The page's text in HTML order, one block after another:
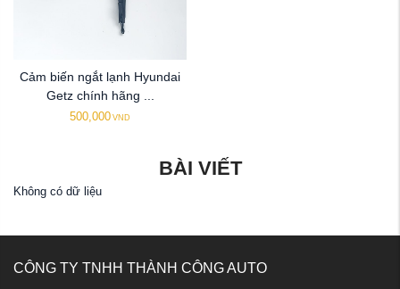
Cảm biến ngắt lạnh Hyundai
Getz chính hãng ...
500,000 VND
BÀI VIẾT
Không có dữ liệu
CÔNG TY TNHH THÀNH CÔNG AUTO